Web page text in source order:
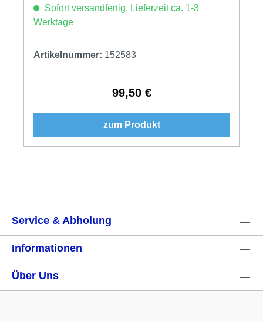
Sofort versandfertig, Lieferzeit ca. 1-3
Werktage
Artikelnummer: 152583
Regulärer Preis:
99,50 €
zum Produkt
Service & Abholung
Informationen
Über Uns